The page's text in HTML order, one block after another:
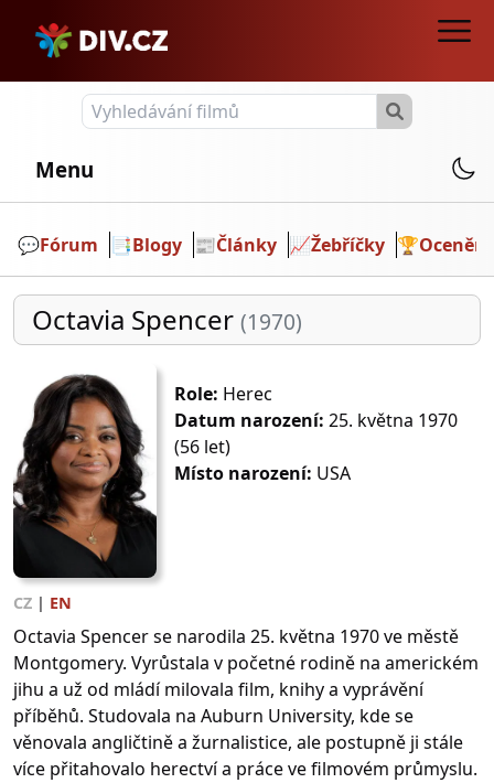
Menu
💬️Fórum 📑Blogy 📰Články 📈Žebříčky 🏆Ocenění
Octavia Spencer (1970)
Role: Herec
Datum narození: 25. května 1970
(56 let)
Místo narození: USA
CZ | EN
Octavia Spencer se narodila 25. května 1970 ve městě
Montgomery. Vyrůstala v početné rodině na americkém
jihu a už od mládí milovala film, knihy a vyprávění
příběhů. Studovala na Auburn University, kde se
věnovala angličtině a žurnalistice, ale postupně ji stále
více přitahovalo herectví a práce ve filmovém průmyslu.